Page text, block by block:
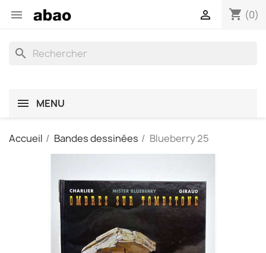
 shopping_cart (0)

search
MENU
Accueil Bandes dessinées Blueberry 25